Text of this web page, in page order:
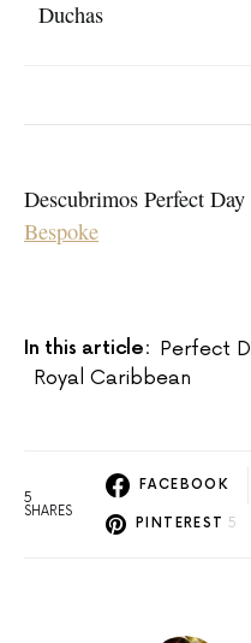
Duchas
Descubrimos Perfect
Bespoke
In this article: Perfect
Royal Caribbean
5
SHARES
FACEBOOK
PINTEREST 5